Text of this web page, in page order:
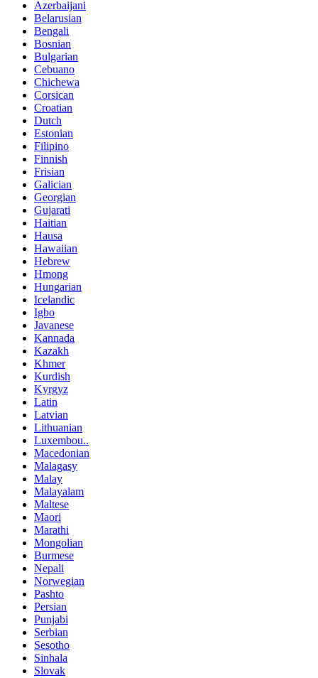
Azerbaijani
Belarusian
Bengali
Bosnian
Bulgarian
Cebuano
Chichewa
Corsican
Croatian
Dutch
Estonian
Filipino
Finnish
Frisian
Galician
Georgian
Gujarati
Haitian
Hausa
Hawaiian
Hebrew
Hmong
Hungarian
Icelandic
Igbo
Javanese
Kannada
Kazakh
Khmer
Kurdish
Kyrgyz
Latin
Latvian
Lithuanian
Luxembou..
Macedonian
Malagasy
Malay
Malayalam
Maltese
Maori
Marathi
Mongolian
Burmese
Nepali
Norwegian
Pashto
Persian
Punjabi
Serbian
Sesotho
Sinhala
Slovak